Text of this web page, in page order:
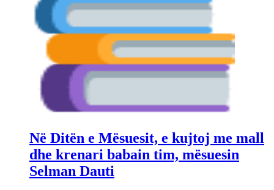
Në Ditën e Mësuesit, e kujtoj me mall
dhe krenari babain tim, mësuesin
Selman Dauti